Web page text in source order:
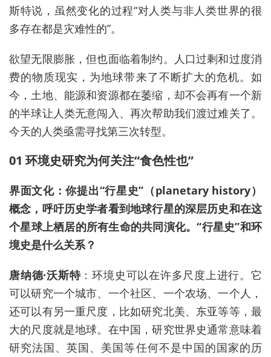
斯特说，虽然变化的过程“对人类与非人类世界的很
多存在都是灾难性的”。
欲望无限膨胀，但也面临着制约。人口过剩和过度消
费的物质现实，为地球带来了不断扩大的危机。如
今，土地、能源和资源都在萎缩，却不会再有一个新
的半球让人类无意闯入、再次帮助我们渡过难关了。
今天的 人类亟需寻找第三次转型。
01 环境史研究为何关注“食色性也”
界面文化：你提出“行星史”（planetary history）
概念，呼吁历史学者看到地球行星的深层历史和在这
个星球上栖居的所有生命的共同演化。“行星史”和环
境史是什么关系？
唐纳德·沃斯特：环境史可以在许多尺度上进行。它
可以研究一个城市、一个社区、一个农场、一个人，
还可以有另一重尺度，比如研究北美、东亚等等，最
大的尺度就是地球。在中国，研究世界史通常意味着
研究法国、英国、美国等任何不是中国的国家的历